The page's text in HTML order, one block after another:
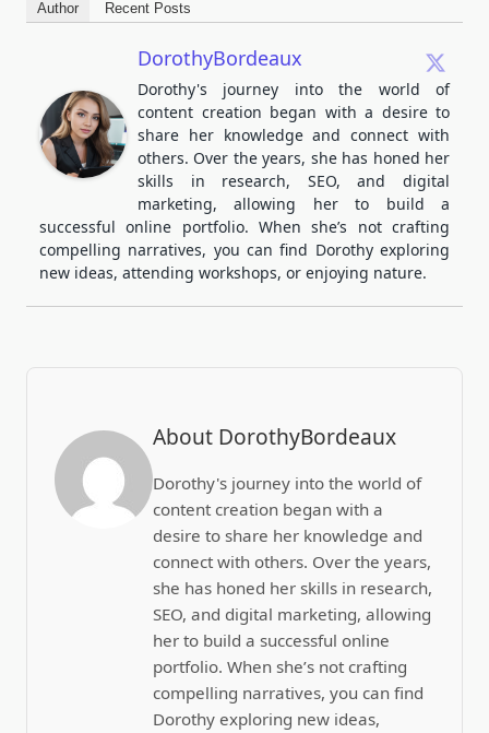
Author Recent Posts
DorothyBordeaux
Dorothy's journey into the world of
content creation began with a desire to
share her knowledge and connect with
others. Over the years, she has honed her
skills in research, SEO, and digital
marketing, allowing her to build a
successful online portfolio. When she’s not crafting
compelling narratives, you can find Dorothy exploring
new ideas, attending workshops, or enjoying nature.
About DorothyBordeaux
Dorothy's journey into the world of
content creation began with a
desire to share her knowledge and
connect with others. Over the years,
she has honed her skills in research,
SEO, and digital marketing, allowing
her to build a successful online
portfolio. When she’s not crafting
compelling narratives, you can find
Dorothy exploring new ideas,